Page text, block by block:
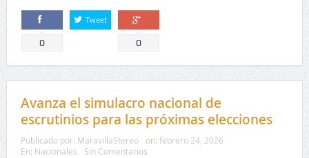
Comparte
0
Tweet
Comparte
0
Avanza el simulacro nacional de
escrutinios para las próximas elecciones
Publicado por: MaravillaStereo on: febrero 24, 2026
En: Nacionales Sin Comentarios